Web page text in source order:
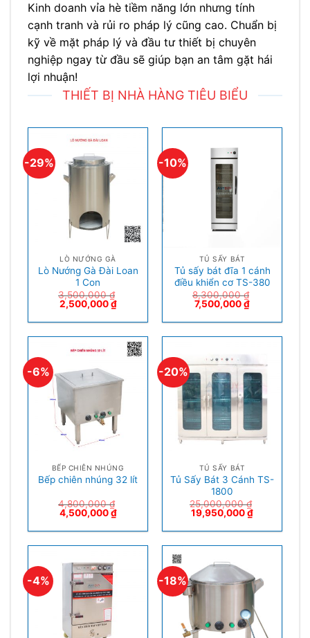
Kinh doanh vỉa hè tiềm năng lớn nhưng tính
cạnh tranh và rủi ro pháp lý cũng cao. Chuẩn bị
kỹ về mặt pháp lý và đầu tư thiết bị chuyên
nghiệp ngay từ đầu sẽ giúp bạn an tâm gặt hái
lợi nhuận!
THIẾT BỊ NHÀ HÀNG TIÊU BIỂU
-29%
LÒ NƯỚNG GÀ
Lò Nướng Gà Đài Loan
1 Con
3,500,000₫
2,500,000₫
-10%
TỦ SẤY BÁT
Tủ sấy bát đĩa 1 cánh
điều khiển cơ TS-380
8,300,000₫
7,500,000₫
-6%
BẾP CHIÊN NHÚNG
Bếp chiên nhúng 32 lít
4,800,000₫
4,500,000₫
-20%
TỦ SẤY BÁT
Tủ Sấy Bát 3 Cánh TS-
1800
25,000,000₫
19,950,000₫
-4% -18%